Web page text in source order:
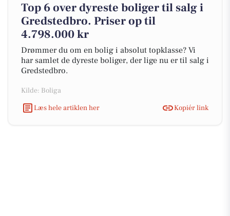
Top 6 over dyreste boliger til salg i
Gredstedbro. Priser op til
4.798.000 kr
Drømmer du om en bolig i absolut topklasse? Vi
har samlet de dyreste boliger, der lige nu er til salg i
Gredstedbro.
Kilde: Boliga
Læs hele artiklen her
Kopiér link